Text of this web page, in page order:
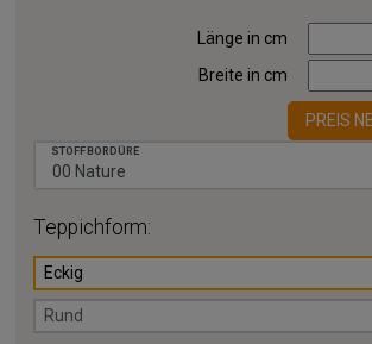
Länge in cm
Breite in cm
PREIS
STOFFBORDÜRE
Teppichform:
Eckig
Rund